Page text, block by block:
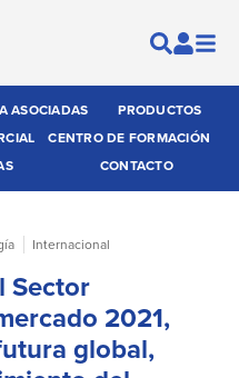
ASOCIADAS
PRODUCTOS
CENTRO DE FORMACIÓN
CONTACTO
Internacional
Sector
2021,
global,